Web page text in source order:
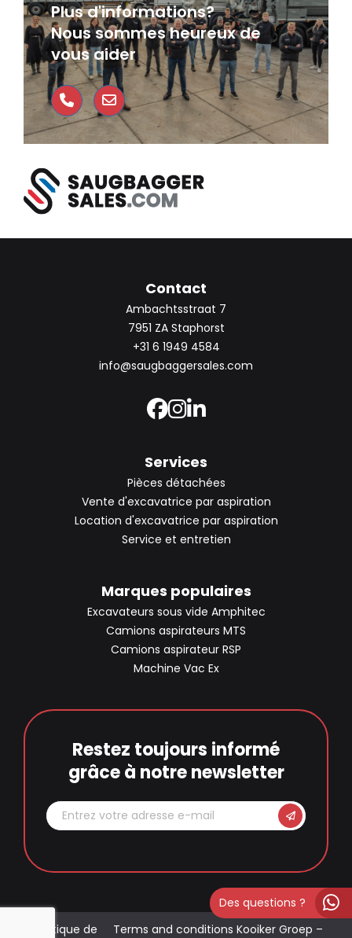
Plus d'informations?
Nous sommes heureux de
vous aider
Contact
Ambachtsstraat 7
7951 ZA Staphorst
+31 6 1949 4584
info@saugbaggersales.com
Services
Pièces détachées
Vente d'excavatrice par aspiration
Location d'excavatrice par aspiration
Service et entretien
Marques populaires
Excavateurs sous vide Amphitec
Camions aspirateurs MTS
Camions aspirateur RSP
Machine Vac Ex
Restez toujours informé
grâce à notre newsletter
Politique de Terms and conditions Kooiker Groep –
Des questions ?